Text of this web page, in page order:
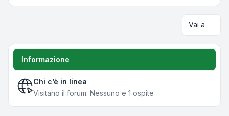
Vai a
Informazione
Chi c’è in linea
Visitano il forum: Nessuno e 1 ospite